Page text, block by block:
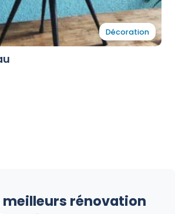
Décoration
meilleurs rénovation